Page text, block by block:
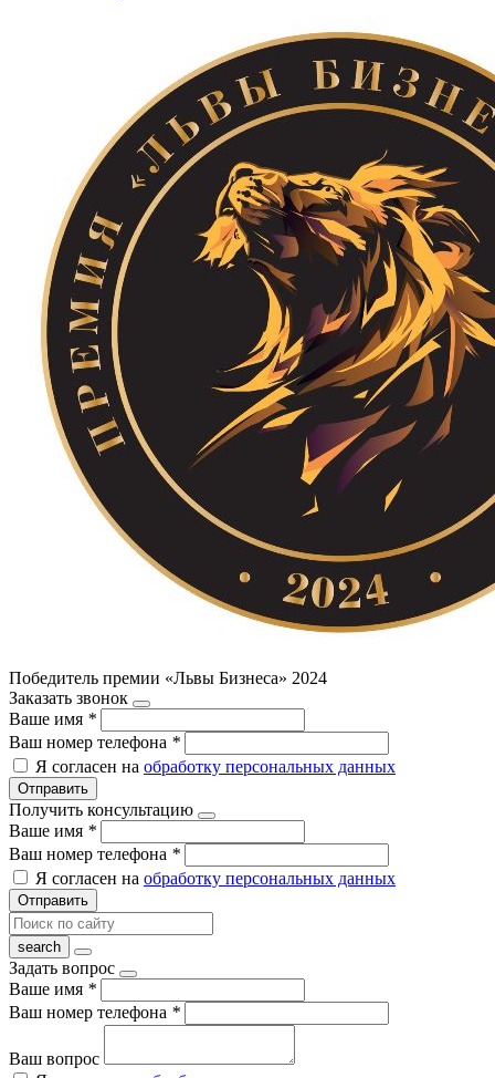
Победитель премии «Львы Бизнеса» 2024
Заказать звонок
Ваше имя *
Ваш номер телефона *
Я согласен на обработку персональных данных
Отправить
Получить консультацию
Ваше имя *
Ваш номер телефона *
Я согласен на обработку персональных данных
Отправить
Задать вопрос
Ваше имя *
Ваш номер телефона *
Ваш вопрос